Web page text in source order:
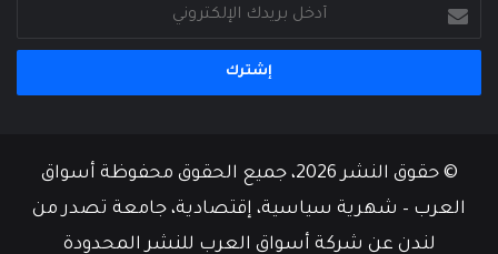
بريدك
الإلكتروني
© حقوق النشر 2026، جميع الحقوق محفوظة أسواق
العرب – شهرية سياسية، إقتصادية، جامعة تصدر من
لندن عن شركة أسواق العرب للنشر المحدودة